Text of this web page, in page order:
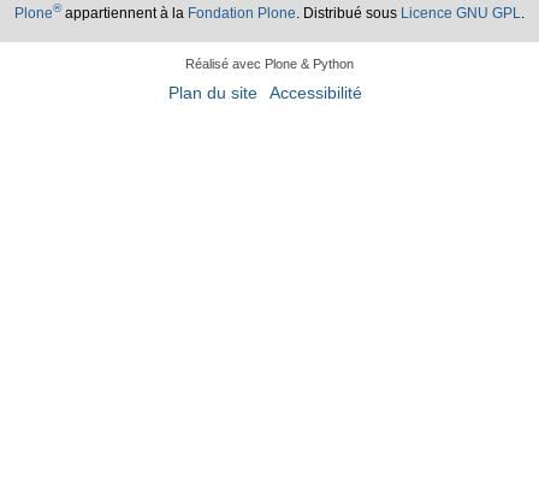
Plone®appartiennent à la Fondation Plone. Distribué sous Licence GNU GPL.
Réalisé avec Plone & Python
Plan du site Accessibilité